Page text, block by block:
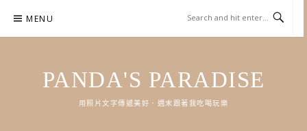
content
MENU
PANDA'S PARADISE
用照片文字傳遞美好．週末跟著我吃喝玩樂